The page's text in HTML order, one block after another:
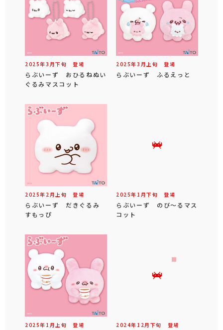
2025年3 月下旬 登場
らぶいーず おひるねぬい
ぐるみマスコット
2025年3 月 上旬 登場
らぶいーず ふるえっと
2025年 2 月 上旬 登場
らぶいーず だきぐるみ
すもっぴ
2025年 1 月下旬 登場
らぶいーず のび～るマス
コット
2025年 1 月 上旬 登場 2024年 12 月 下旬 登場